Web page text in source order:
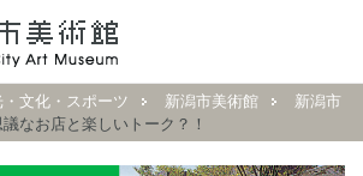
・文化・スポーツ 新潟市美術館
新潟市
なお店と楽しいトーク？！